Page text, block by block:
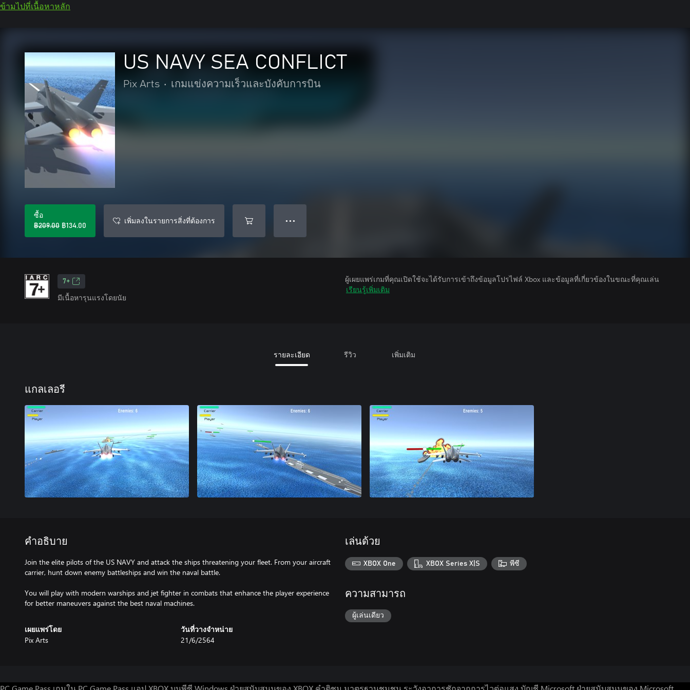
ข้ามไปที่เนื้อหาหลัก
US NAVY SEA CONFLICT
Pix Arts • เกมแข่งความเร็วและบังคับการบิน
ซื้อ
฿209.00 ฿134.00
เพิ่มลงในรายการสิ่งที่ต้องการ ● ● ●
7+
มีเนื้อหารุนแรงโดยนัย
ผู้เผยแพร่เกมที่คุณเปิดใช้จะได้รับการเข้าถึงข้อมูลโปรไฟล์ Xbox และข้อมูลที่เกี่ยวข้องในขณะที่คุณเล่น
เรียนรู้เพิ่มเติม
รายละเอียด รีวิว เพิ่มเติม
แกลเลอรี
คำอธิบาย
Join the elite pilots of the US NAVY and attack the ships threatening your fleet. From your aircraft
carrier, hunt down enemy battleships and win the naval battle.
You will play with modern warships and jet fighter in combats that enhance the player experience
for better maneuvers against the best naval machines.
เผยแพร่โดย
Pix Arts
วันที่วางจำหน่าย
21/6/2564
เล่นด้วย
XBOX One XBOX Series X|S พีซี
ความสามารถ
ผู้เล่นเดียว